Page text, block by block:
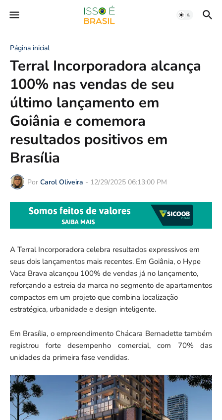
Página inicial
Terral Incorporadora alcança
100% nas vendas de seu
último lançamento em
Goiânia e comemora
resultados positivos em
Brasília
Por Carol Oliveira - 12/29/2025 06:13:00 PM
A Terral Incorporadora celebra resultados expressivos em
seus dois lançamentos mais recentes. Em Goiânia, o Hype
Vaca Brava alcançou 100% de vendas já no lançamento,
reforçando a estreia da marca no segmento de apartamentos
compactos em um projeto que combina localização
estratégica, urbanidade e design inteligente.
Em Brasília, o empreendimento Chácara Bernadette também
registrou forte desempenho comercial, com 70% das
unidades da primeira fase vendidas.